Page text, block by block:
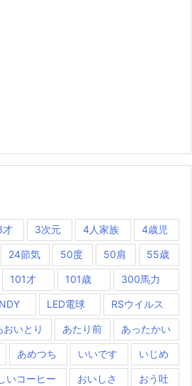
才 3次元 4人家族 4歳児
24節気 50度 50肩 55歳
101才 101歳 300馬力
LED電球 RSウイルス
おいとり あたり前 あったかい
あめつち いいです いじめ
いコーヒー おいしさ おう吐